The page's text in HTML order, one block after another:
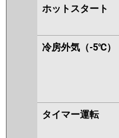
osj
パナソニック PA-
ホットスタート
冷房外気（-5℃）
タイマー運転